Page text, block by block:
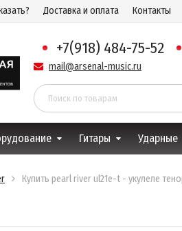
Доставка и оплата Контакты
+7(918) 484-75-52
mail@arsenal-music.ru
Гитары Ударные
Купить pearl river ul21e-t - укулеле